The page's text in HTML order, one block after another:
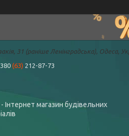
31 (раніше Ленінградська), Одеса,
(63) 212-87-73
Інтернет магазин будівельних